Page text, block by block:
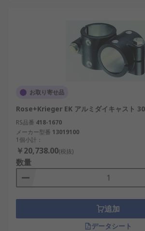
お取り寄せ品
Rose+Krieger EK アルミダイキャスト
RS品番 418-1670
メーカー型番 13019100
1個小計：
￥20,738.00(税抜)
数量
追加
データシート